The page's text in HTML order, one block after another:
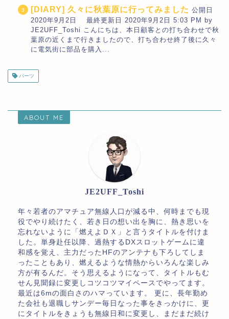
[DIARY] 久々に秋葉原に行ってみました 公開日
2020年9月2日 最終更新日 2020年9月2日 5:03 PM by
JE2UFF_Toshi こんにちは、本日顧客との打ち合わせで秋
葉原の近くまで行きましたので、打ち合わせ終了後に久々
に電気街に部品を購入...
パーツ
ABOUT ME
JE2UFF_Toshi
年々若者のアマチュア無線人口が減る中、何時までも現
役でやり続けたく、若き日の想い出を胸に、熱き思いを
忘れないように「燃えよＤＸ」と言うタイトルを付けま
した。単身赴任以降、過熱するDXスロットゲームに違
和感を覚え、主力だったHFのアンテナも下ろしてしま
ったこともあり、燃えるような情熱からいろんな楽しみ
方が有るんだ。そう思えるようになって、タイトルもむ
せん見聞録に変更しコツコツマイペースでやってます。
最近は6mの面白さのハマっています。 更に、長年勤め
た会社も退職しサンデー毎日なった事をきっかけに、更
にタイトルをきょうも無線日和に変更し、まだまだ続け